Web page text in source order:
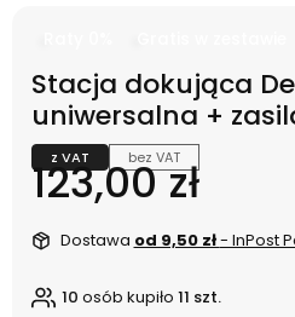
Stacja dokująca
uniwersalna +
z VAT bez VAT
Cena
123,00 zł
Dostawa od 9,50 zł- InPost
10 osób kupiło 11 szt.